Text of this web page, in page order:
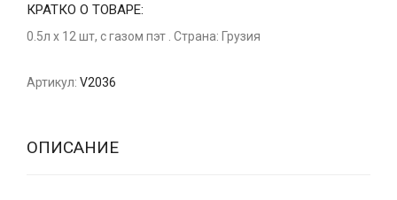
КРАТКО О ТОВАРЕ:
0.5л х 12 шт, с газом пэт . Страна: Грузия
Артикул: V2036
ОПИСАНИЕ